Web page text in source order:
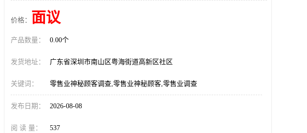
价格： 面议
产品数量： 0.00个
发货地址： 广东省深圳市南山区粤海街道高新区社区
关键词： 零售业神秘顾客调查,零售业神秘顾客,零售业调查
发布日期： 2026-08-08
阅 读 量： 537